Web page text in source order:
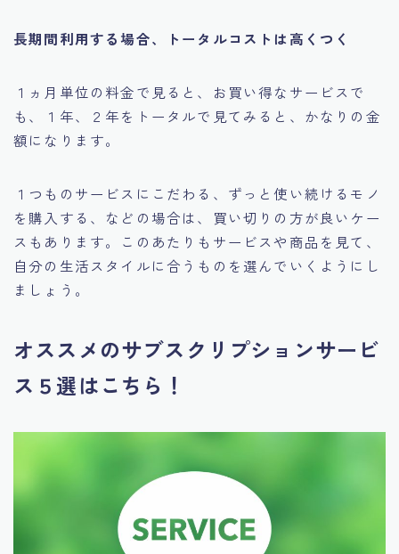
長期間利用する場合、トータルコストは高くつく
１ヵ月単位の料金で見ると、お買い得なサービスで
も、１年、２年をトータルで見てみると、かなりの金
額になります。
１つものサービスにこだわる、ずっと使い続けるモノ
を購入する、などの場合は、買い切りの方が良いケー
スもあります。このあたりもサービスや商品を見て、
自分の生活スタイルに合うものを選んでいくようにし
ましょう。
オススメのサブスクリプションサービ
ス５選はこちら！